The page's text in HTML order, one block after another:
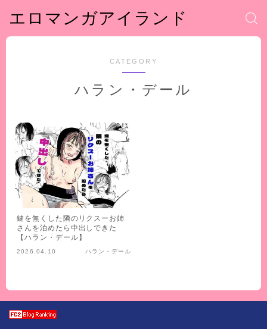
エロマンガアイランド
CATEGORY
ハラン・デール
鍵を無くした隣のリクスーお姉
さんを泊めたら中出しできた
【ハラン・デール】
2026.04.10 ハラン・デール